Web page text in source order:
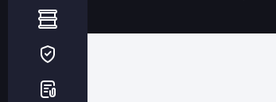
Топливные карты
Заказать карты
Получить выгоду
Регионы
Бренды АЗС